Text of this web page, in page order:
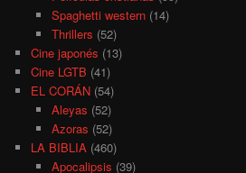
Spaghetti western(14)
Thrillers (52)
Cine japonés (13)
Cine LGTB (41)
EL CORÁN (54)
Aleyas (52)
Azoras (52)
LA BIBLIA (460)
Apocalipsis (39)